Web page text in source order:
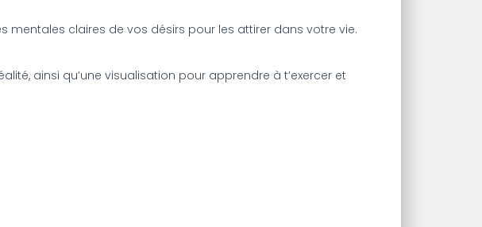
claires de vos désirs pour les attirer dans votre vie.
ainsi qu’une visualisation pour apprendre à t’exercer et